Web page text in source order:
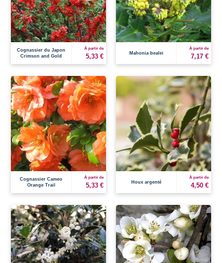
Cognassier du Japon
Crimson and Gold
À partir de
5,33 € Mahonia bealei
À partir de
7,17 €
Cognassier Cameo
Orange Trail
À partir de
5,33 € Houx argenté
À partir de
4,50 €